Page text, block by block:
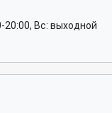
20:00, Вс: выходной